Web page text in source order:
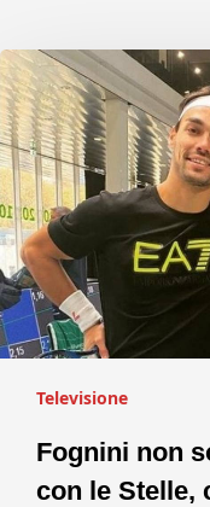
Televisione
Fognini non
con le Stelle,